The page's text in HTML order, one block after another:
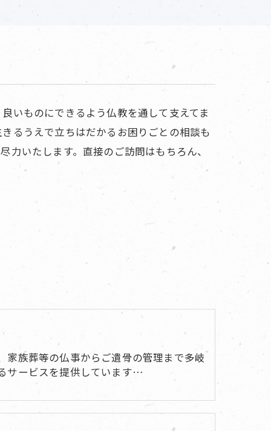
いものにできるよう仏教を通して支えてま
るうえで立ちはだかるお困りごとの相談も
いたします。直接のご訪問はもちろん、
家族葬等の仏事からご遺骨の管理まで多岐
サービスを提供しています…